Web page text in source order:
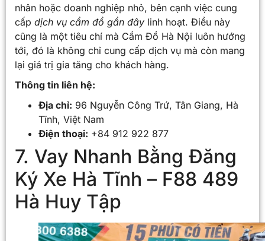
nhân hoặc doanh nghiệp nhỏ, bên cạnh việc cung
cấp dịch vụ cầm đồ gần đây linh hoạt. Điều này
cũng là một tiêu chí mà Cầm Đồ Hà Nội luôn hướng
tới, đó là không chỉ cung cấp dịch vụ mà còn mang
lại giá trị gia tăng cho khách hàng.
Thông tin liên hệ:
Địa chỉ: 96 Nguyễn Công Trứ, Tân Giang, Hà
Tĩnh, Việt Nam
Điện thoại: +84 912 922 877
7. Vay Nhanh Bằng Đăng
Ký Xe Hà Tĩnh – F88 489
Hà Huy Tập